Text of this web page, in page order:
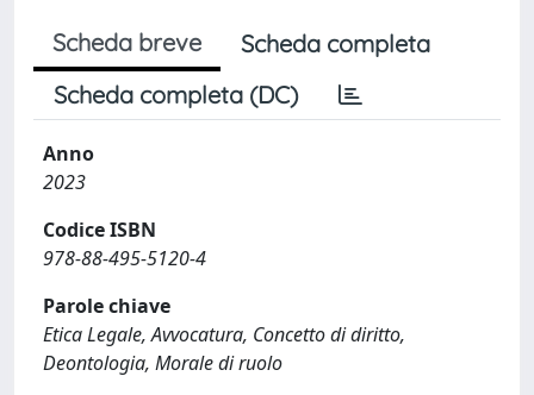
Scheda breve
Scheda completa
Scheda completa (DC)
Anno
2023
Codice ISBN
978-88-495-5120-4
Parole chiave
Etica Legale, Avvocatura, Concetto di diritto,
Deontologia, Morale di ruolo